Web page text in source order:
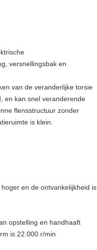
versnellingsbak en
van de veranderlijke torsie
en kan snel veranderende
flensstructuur zonder
is klein.
en de ontvankelijkheid is
opstelling en handhaaft
is 22.000 r/min